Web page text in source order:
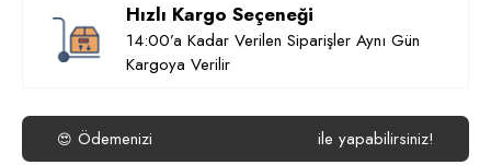
Hızlı Kargo Seçeneği
14:00’a Kadar Verilen Siparişler Aynı Gün
Kargoya Verilir
😍 Ödemenizi ile yapabilirsiniz!